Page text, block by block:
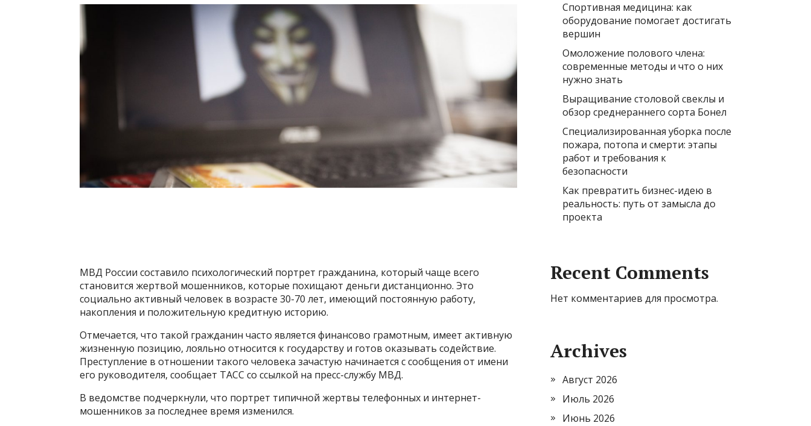
МВД России составило психологический портрет гражданина, который чаще всего
становится жертвой мошенников, которые похищают деньги дистанционно. Это
социально активный человек в возрасте 30-70 лет, имеющий постоянную работу,
накопления и положительную кредитную историю.
Отмечается, что такой гражданин часто является финансово грамотным, имеет активную
жизненную позицию, лояльно относится к государству и готов оказывать содействие.
Преступление в отношении такого человека зачастую начинается с сообщения от имени
его руководителя, сообщает ТАСС со ссылкой на пресс-службу МВД.
В ведомстве подчеркнули, что портрет типичной жертвы телефонных и интернет-
мошенников за последнее время изменился.
Спортивная медицина: как
оборудование помогает достигать
вершин
Омоложение полового члена:
современные методы и что о них
нужно знать
Выращивание столовой свеклы и
обзор среднераннего сорта Бонел
Специализированная уборка после
пожара, потопа и смерти: этапы
работ и требования к
безопасности
Как превратить бизнес-идею в
реальность: путь от замысла до
проекта
Recent Comments
Нет комментариев для просмотра.
Archives
Август 2026
Июль 2026
Июнь 2026